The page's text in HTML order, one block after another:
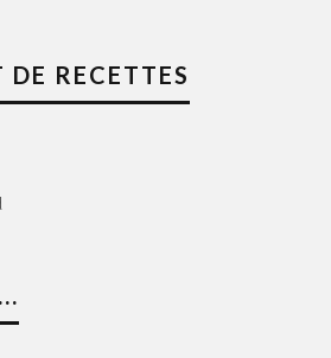
RECETTES